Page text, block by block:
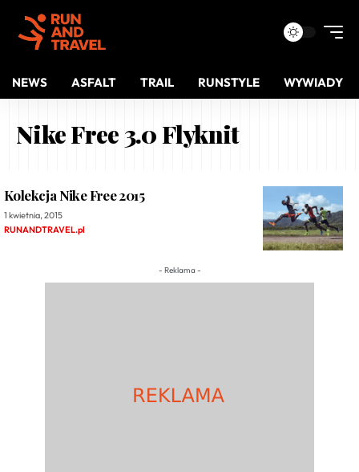
NEWS ASFALT TRAIL RUNSTYLE WYWIADY
Nike Free 3.0 Flyknit
Kolekcja Nike Free 2015
1 kwietnia, 2015
RUNANDTRAVEL.pl
- Reklama -